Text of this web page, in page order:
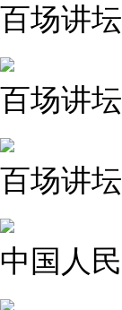
百场讲
百场讲
百场讲
中国人